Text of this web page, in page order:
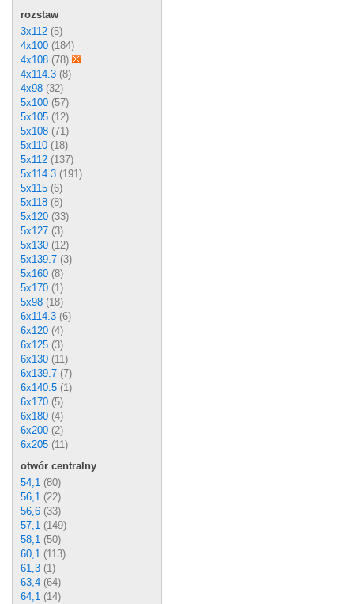
rozstaw
3x112 (5)
4x100 (184)
4x108 (78)
4x114.3 (8)
4x98 (32)
5x100 (57)
5x105 (12)
5x108 (71)
5x110 (18)
5x112 (137)
5x114.3 (191)
5x115 (6)
5x118 (8)
5x120 (33)
5x127 (3)
5x130 (12)
5x139.7 (3)
5x160 (8)
5x170 (1)
5x98 (18)
6x114.3 (6)
6x120 (4)
6x125 (3)
6x130 (11)
6x139.7 (7)
6x140.5 (1)
6x170 (5)
6x180 (4)
6x200 (2)
6x205 (11)
otwór centralny
54,1 (80)
56,1 (22)
56,6 (33)
57,1 (149)
58,1 (50)
60,1 (113)
61,3 (1)
63,4 (64)
64,1 (14)